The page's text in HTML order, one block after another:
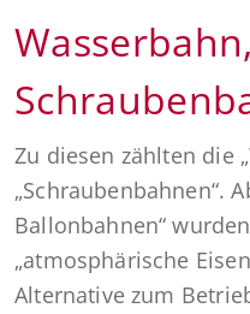
Wasserbahn,
Zu diesen zählten die
„Schraubenbahnen“.
Ballonbahnen“
„atmosphärische
Alternative zum